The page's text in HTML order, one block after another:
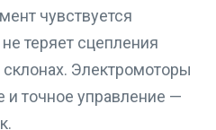
чувствуется
теряет сцепления
Электромоторы
и точное управление —